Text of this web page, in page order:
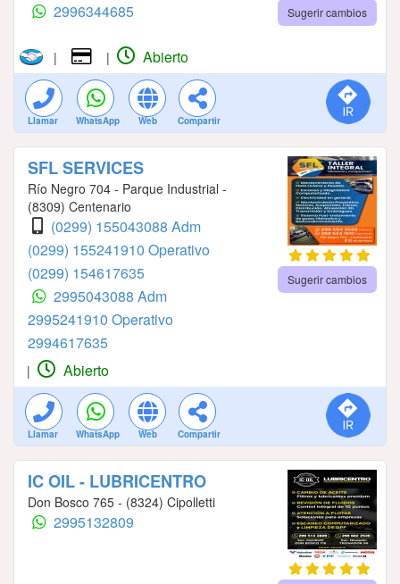
2996344685
Sugerir cambios
| | Abierto
Llamar WhatsApp Web Compartir
SFL SERVICES
Río Negro 704 - Parque Industrial -
(8309) Centenario
(0299) 155043088 Adm
(0299) 155241910 Operativo
(0299) 154617635
2995043088 Adm
2995241910 Operativo
2994617635
Sugerir cambios
| Abierto
Llamar WhatsApp Web Compartir
IC OIL - LUBRICENTRO
Don Bosco 765 - (8324) Cipolletti
2995132809